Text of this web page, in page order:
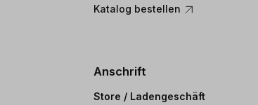
Katalog bestellen
Anschrift
Store / Ladengeschäft